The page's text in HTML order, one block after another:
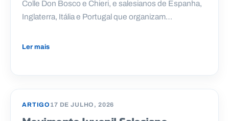
Colle Don Bosco e Chieri, e salesianos de Espanha,
Inglaterra, Itália e Portugal que organizam…
Ler mais
ARTIGO17 DE JULHO, 2026